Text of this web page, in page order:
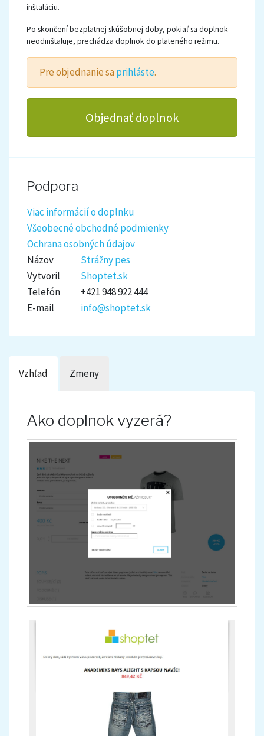
inštaláciu.
Po skončení bezplatnej skúšobnej doby, pokiaľ sa doplnok
neodinštaluje, prechádza doplnok do plateného režimu.
Pre objednanie sa prihláste.
Objednať doplnok
Podpora
Viac informácií o doplnku
Všeobecné obchodné podmienky
Ochrana osobných údajov
Názov
Strážny pes
Vytvoril
Shoptet.sk
Telefón
+421 948 922 444
E-mail
info@shoptet.sk
Vzhľad Zmeny
Ako doplnok vyzerá?